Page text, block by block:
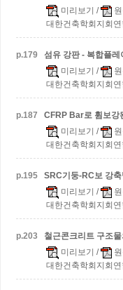
미리보기 /
대한건축학회지회
p.179
섬유 강판 - 복합플
미리보기 /
대한건축학회지회
p.187
CFRP Bar로 휨보강
미리보기 /
대한건축학회지회
p.195
SRC기둥-RC보 강
미리보기 /
대한건축학회지회
p.203
철근콘크리트 구조
미리보기 /
대한건축학회지회